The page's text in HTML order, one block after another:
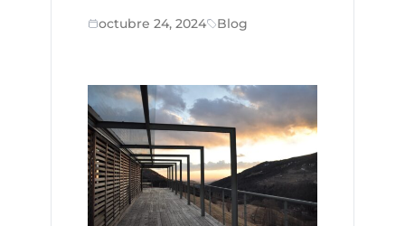
octubre 24, 2024 Blog